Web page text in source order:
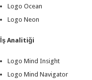
Logo Ocean
Logo Neon
İş Analitiği
Logo Mind Insight
Logo Mind Navigator